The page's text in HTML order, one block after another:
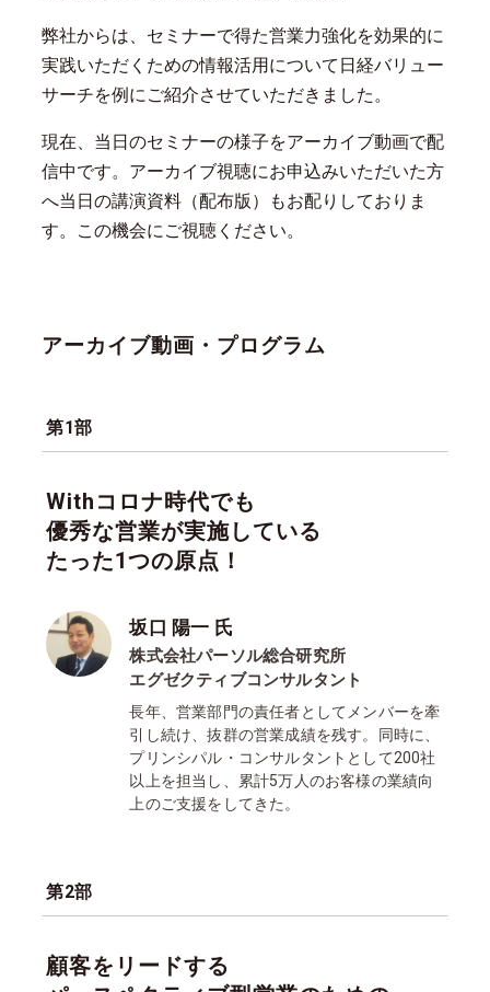
弊社からは、セミナーで得た営業力強化を効果的に
実践いただくための情報活用について日経バリュー
サーチを例にご紹介させていただきました。
現在、当日のセミナーの様子をアーカイブ動画で配
信中です。アーカイブ視聴にお申込みいただいた方
へ当日の講演資料（配布版）もお配りしておりま
す。この機会にご視聴ください。
アーカイブ動画・プログラム
第1部
Withコロナ時代でも
優秀な営業が実施している
たった1つの原点！
坂口 陽一 氏
株式会社パーソル総合研究所
エグゼクティブコンサルタント
長年、営業部門の責任者としてメンバーを牽
引し続け、抜群の営業成績を残す。同時に、
プリンシパル・コンサルタントとして200社
以上を担当し、累計5万人のお客様の業績向
上のご支援をしてきた。
第2部
顧客をリードする